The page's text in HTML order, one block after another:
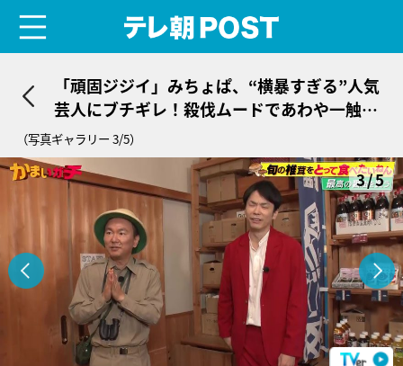
「頑固ジジイ」みちょぱ、“横暴すぎる”人気
芸人にブチギレ！殺伐ムードであわや一触即
発
（写真ギャラリー 3/5）
3/5